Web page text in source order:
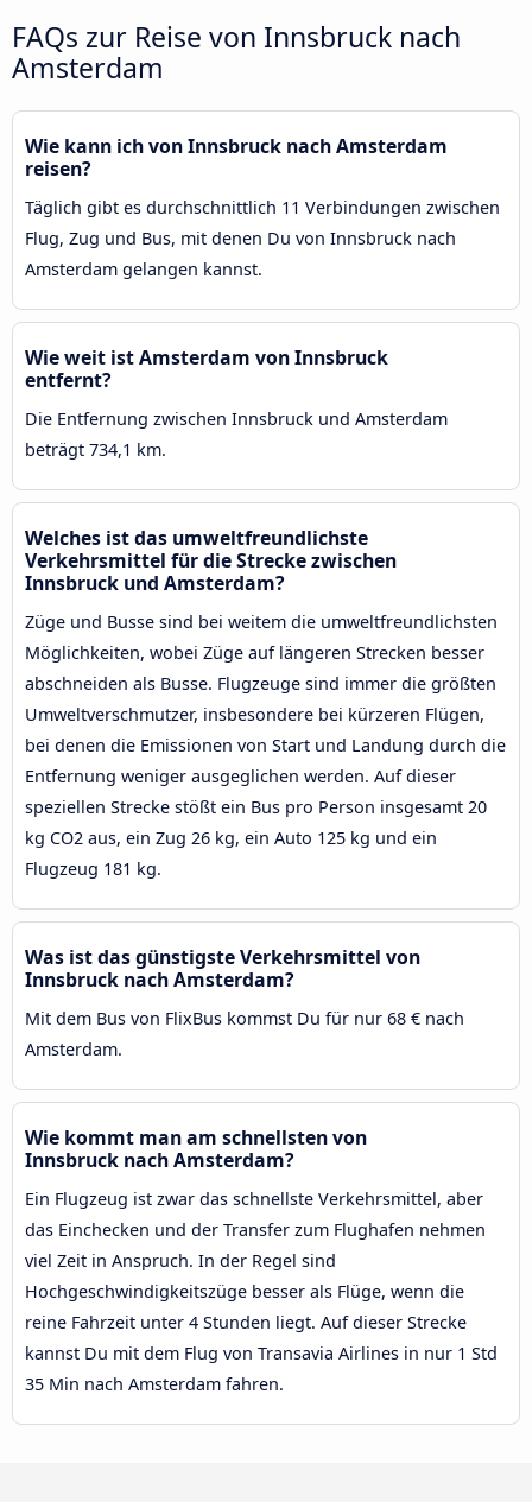
FAQs zur Reise von Innsbruck nach
Amsterdam
Wie kann ich von Innsbruck nach Amsterdam
reisen?
Täglich gibt es durchschnittlich 11 Verbindungen zwischen
Flug, Zug und Bus, mit denen Du von Innsbruck nach
Amsterdam gelangen kannst.
Wie weit ist Amsterdam von Innsbruck
entfernt?
Die Entfernung zwischen Innsbruck und Amsterdam
beträgt 734,1 km.
Welches ist das umweltfreundlichste
Verkehrsmittel für die Strecke zwischen
Innsbruck und Amsterdam?
Züge und Busse sind bei weitem die umweltfreundlichsten
Möglichkeiten, wobei Züge auf längeren Strecken besser
abschneiden als Busse. Flugzeuge sind immer die größten
Umweltverschmutzer, insbesondere bei kürzeren Flügen,
bei denen die Emissionen von Start und Landung durch die
Entfernung weniger ausgeglichen werden. Auf dieser
speziellen Strecke stößt ein Bus pro Person insgesamt 20
kg CO2 aus, ein Zug 26 kg, ein Auto 125 kg und ein
Flugzeug 181 kg.
Was ist das günstigste Verkehrsmittel von
Innsbruck nach Amsterdam?
Mit dem Bus von FlixBus kommst Du für nur 68 € nach
Amsterdam.
Wie kommt man am schnellsten von
Innsbruck nach Amsterdam?
Ein Flugzeug ist zwar das schnellste Verkehrsmittel, aber
das Einchecken und der Transfer zum Flughafen nehmen
viel Zeit in Anspruch. In der Regel sind
Hochgeschwindigkeitszüge besser als Flüge, wenn die
reine Fahrzeit unter 4 Stunden liegt. Auf dieser Strecke
kannst Du mit dem Flug von Transavia Airlines in nur 1 Std
35 Min nach Amsterdam fahren.